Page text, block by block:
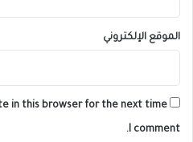
الموقع الإلكتروني
in this browser for the next time
I comment.